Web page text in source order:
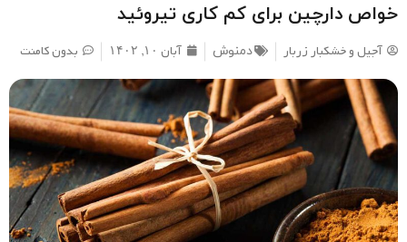
خواص دارچین برای کم کاری تیروئید
آجیل و خشکبار زربار دمنوش آبان ۱۰, ۱۴۰۲ بدون کامنت